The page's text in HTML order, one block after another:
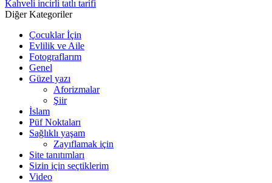
Kahveli incirli tatlı tarifi
Diğer Kategoriler
Çocuklar İçin
Evlilik ve Aile
Fotograflarım
Genel
Güzel yazı
Aforizmalar
Şiir
İslam
Püf Noktaları
Sağlıklı yaşam
Zayıflamak için
Site tanıtımları
Sizin için seçtiklerim
Video